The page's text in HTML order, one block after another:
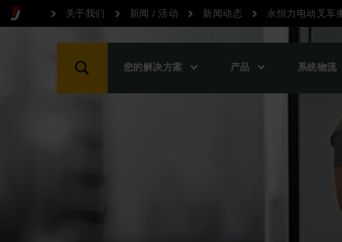
关于我们 新闻 / 活动 新闻动态 永恒力电动叉车
您的解决方案 产品 系统物流